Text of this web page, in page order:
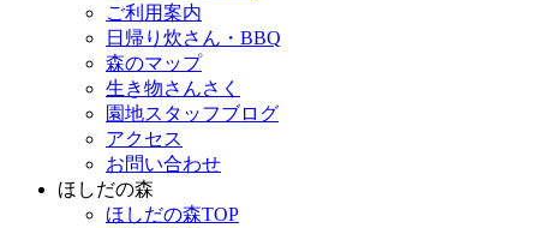
ご利用案内
日帰り炊さん・BBQ
森のマップ
生き物さんさく
園地スタッフブログ
アクセス
お問い合わせ
ほしだの森
ほしだの森TOP